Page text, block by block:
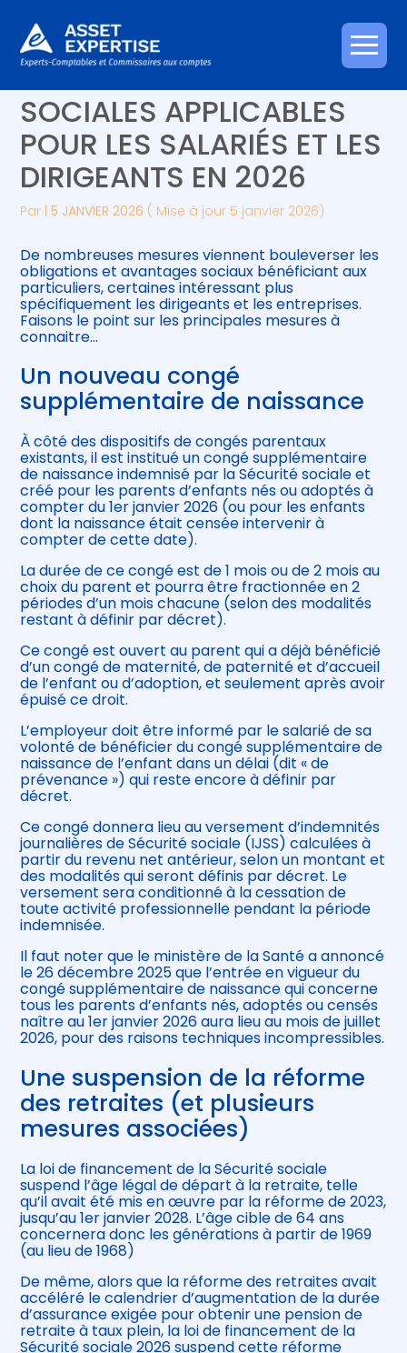
Aller
au
Créer et reprendre une activité
Gérer votre quotidien
Piloter votre entreprise
Développer votre entreprise
Être prêt pour la facturation
électronique
Piloter votre gestion
Suivre votre comptabilité
Gérer vos ressources humaines
LES NOUVEAUTÉS
SOCIALES APPLICABLES
POUR LES SALARIÉS ET LES
DIRIGEANTS EN 2026
Par |5 JANVIER 2026 ( Mise à jour 5 janvier 2026)
De nombreuses mesures viennent bouleverser les
obligations et avantages sociaux bénéficiant aux
particuliers, certaines intéressant plus
spécifiquement les dirigeants et les entreprises.
Faisons le point sur les principales mesures à
connaitre…
Un nouveau congé
supplémentaire de naissance
À côté des dispositifs de congés parentaux
existants, il est institué un congé supplémentaire
de naissance indemnisé par la Sécurité sociale et
créé pour les parents d’enfants nés ou adoptés à
compter du 1er janvier 2026 (ou pour les enfants
dont la naissance était censée intervenir à
compter de cette date).
La durée de ce congé est de 1 mois ou de 2 mois au
choix du parent et pourra être fractionnée en 2
périodes d’un mois chacune (selon des modalités
restant à définir par décret).
Ce congé est ouvert au parent qui a déjà bénéficié
d’un congé de maternité, de paternité et d’accueil
de l’enfant ou d’adoption, et seulement après avoir
épuisé ce droit.
L’employeur doit être informé par le salarié de sa
volonté de bénéficier du congé supplémentaire de
naissance de l’enfant dans un délai (dit « de
prévenance ») qui reste encore à définir par
décret.
Ce congé donnera lieu au versement d’indemnités
journalières de Sécurité sociale (IJSS) calculées à
partir du revenu net antérieur, selon un montant et
des modalités qui seront définis par décret. Le
versement sera conditionné à la cessation de
toute activité professionnelle pendant la période
indemnisée.
Il faut noter que le ministère de la Santé a annoncé
le 26 décembre 2025 que l’entrée en vigueur du
congé supplémentaire de naissance qui concerne
tous les parents d’enfants nés, adoptés ou censés
naître au 1er janvier 2026 aura lieu au mois de juillet
2026, pour des raisons techniques incompressibles.
Une suspension de la réforme
des retraites (et plusieurs
mesures associées)
La loi de financement de la Sécurité sociale
suspend l’âge légal de départ à la retraite, telle
qu’il avait été mis en œuvre par la réforme de 2023,
jusqu’au 1er janvier 2028. L’âge cible de 64 ans
concernera donc les générations à partir de 1969
(au lieu de 1968)
De même, alors que la réforme des retraites avait
accéléré le calendrier d’augmentation de la durée
d’assurance exigée pour obtenir une pension de
retraite à taux plein, la loi de financement de la
Sécurité sociale 2026 suspend cette réforme